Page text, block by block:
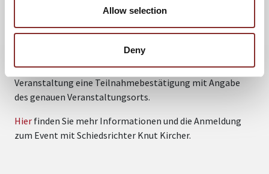
Allow selection
Deny
vorbehalten und für diese kostenfrei. Dienstleister wie z.B.
Versicherungsvertreter, Finanzberater, Rechtsanwälte,
sterne-team.de gegen Gebühr Eintritt erhalten. Nach der
Anmeldung erhalten Sie circa drei Tage vor der
Veranstaltung eine Teilnahmebestätigung mit Angabe
des genauen Veranstaltungsorts.
Hier finden Sie mehr Informationen und die Anmeldung
zum Event mit Schiedsrichter Knut Kircher.